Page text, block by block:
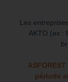
Les
AKTO (ex :
période